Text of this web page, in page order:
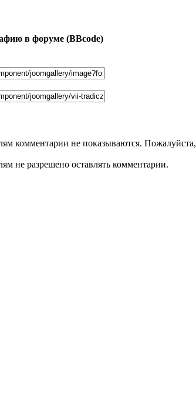
в форуме (BBcode)
комментарии не показываются. Пожалуйста,
не разрешено оставлять комментарии.